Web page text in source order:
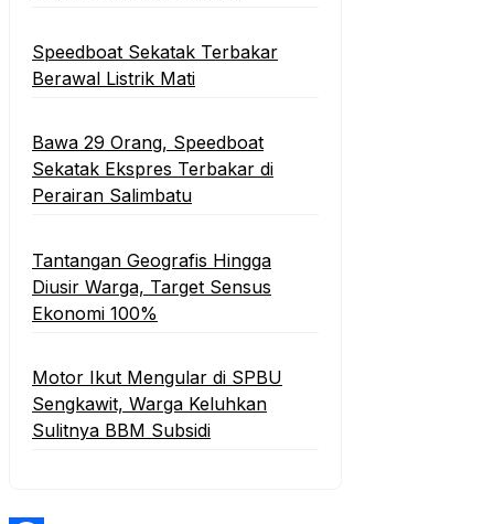
Speedboat Sekatak Terbakar
Berawal Listrik Mati
Bawa 29 Orang, Speedboat
Sekatak Ekspres Terbakar di
Perairan Salimbatu
Tantangan Geografis Hingga
Diusir Warga, Target Sensus
Ekonomi 100%‎
Motor Ikut Mengular di SPBU
Sengkawit, Warga Keluhkan
Sulitnya BBM Subsidi